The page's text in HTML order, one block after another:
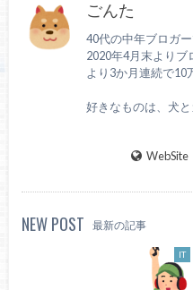
ごんた
40代の中年ブロガー
2020年4月末よりブ
より3か月連続で10
好きなものは、犬と
WebSite
NEW POST 最新の記事
IT